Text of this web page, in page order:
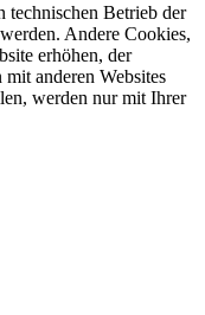
technischen Betrieb der
Andere Cookies,
erhöhen, der
anderen Websites
werden nur mit Ihrer